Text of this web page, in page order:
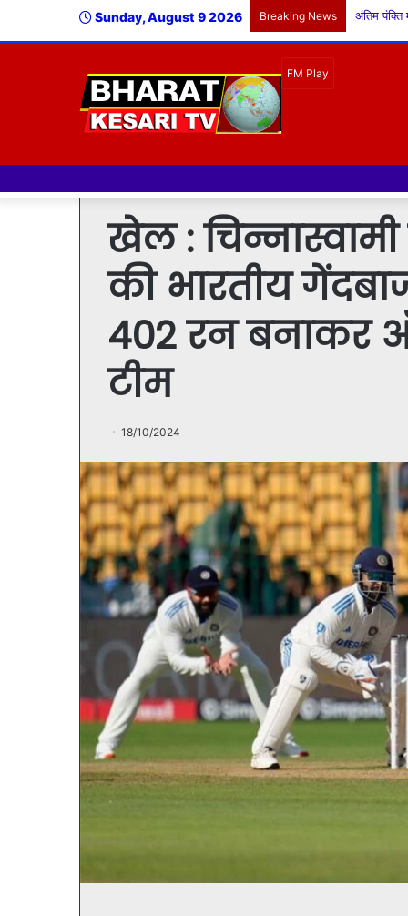
Sunday, August 9 2026 Breaking News
खेल :
की भारतीय
402 रन
टीम
18/10/2024